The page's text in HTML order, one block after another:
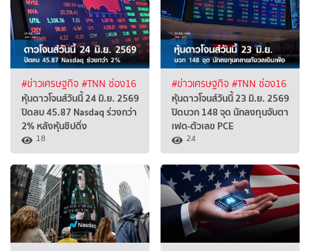
#ข่าวเศรษฐกิจ #TNN ช่อง16
หุ้นดาวโจนส์วันนี้ 24 มิ.ย. 2569
ปิดลบ 45.87 Nasdaq ร่วงกว่า
2% หลังหุ้นชิปดิ่ง
18
#ข่าวเศรษฐกิจ #TNN ช่อง16
หุ้นดาวโจนส์วันนี้ 23 มิ.ย. 2569
ปิดบวก 148 จุด นักลงทุนจับตา
เฟด-ตัวเลข PCE
24